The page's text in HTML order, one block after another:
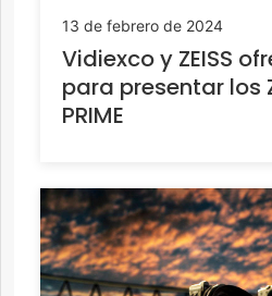
13 de febrero de 2024
Vidiexco y ZEISS
para presentar los
PRIME